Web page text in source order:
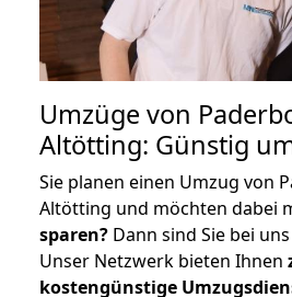
Umzüge von
Altötting: Günstig
Sie planen einen Umzug von
Altötting und möchten dabei
sparen? Dann sind Sie bei
Unser Netzwerk bieten Ihnen
kostengünstige